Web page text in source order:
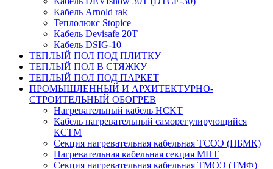
Кабель Arnold rak
Теплолюкс Stopice
Кабель Devisafe 20T
Кабель DSIG-10
ТЕПЛЫЙ ПОЛ ПОД ПЛИТКУ
ТЕПЛЫЙ ПОЛ В СТЯЖКУ
ТЕПЛЫЙ ПОЛ ПОД ПАРКЕТ
ПРОМЫШЛЕННЫЙ И АРХИТЕКТУРНО-
СТРОИТЕЛЬНЫЙ ОБОГРЕВ
Нагревательный кабель НCKТ
Кабель нагревательный саморегулирующийся
КСТМ
Секция нагревательная кабельная ТСОЭ (НБМК)
Нагревательная кабельная секция МНТ
Секция нагревательная кабельная ТМОЭ (ТМФ)